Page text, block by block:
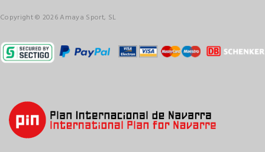
Copyright © 2026 Amaya Sport, SL